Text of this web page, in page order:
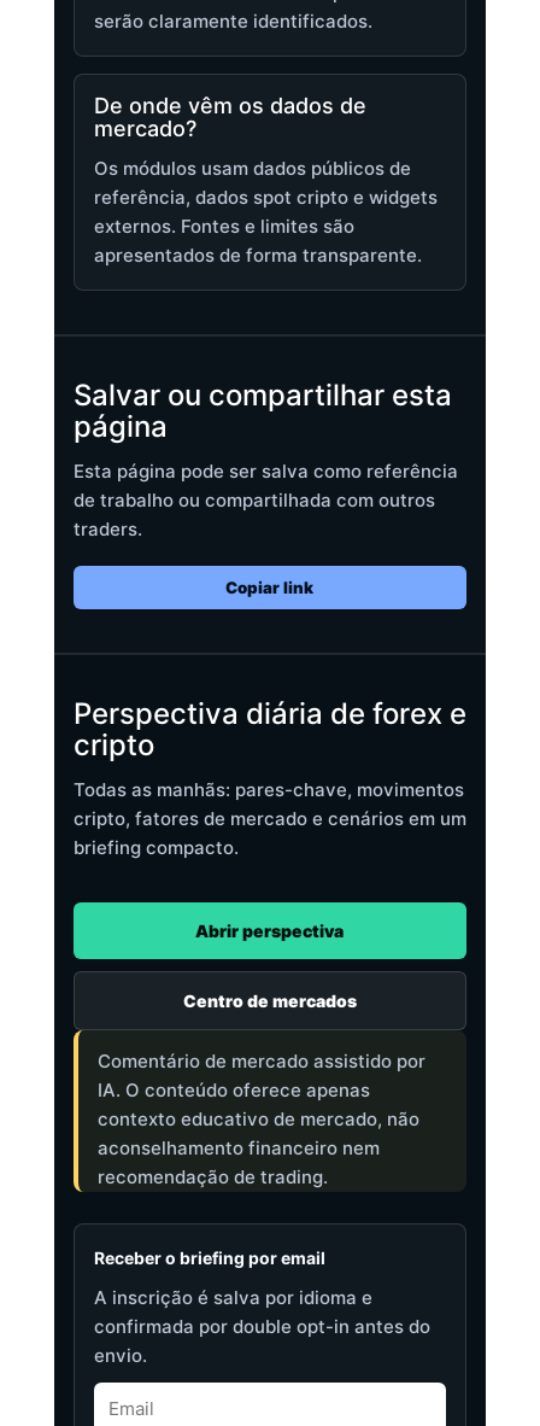
serão claramente identificados.
De onde vêm os dados de
mercado?
Os módulos usam dados públicos de
referência, dados spot cripto e widgets
externos. Fontes e limites são
apresentados de forma transparente.
Salvar ou compartilhar esta
página
Esta página pode ser salva como referência
de trabalho ou compartilhada com outros
traders.
Copiar link
Perspectiva diária de forex e
cripto
Todas as manhãs: pares-chave, movimentos
cripto, fatores de mercado e cenários em um
briefing compacto.
Abrir perspectiva
Centro de mercados
Comentário de mercado assistido por
IA. O conteúdo oferece apenas
contexto educativo de mercado, não
aconselhamento financeiro nem
recomendação de trading.
Receber o briefing por email
A inscrição é salva por idioma e
confirmada por double opt-in antes do
envio.